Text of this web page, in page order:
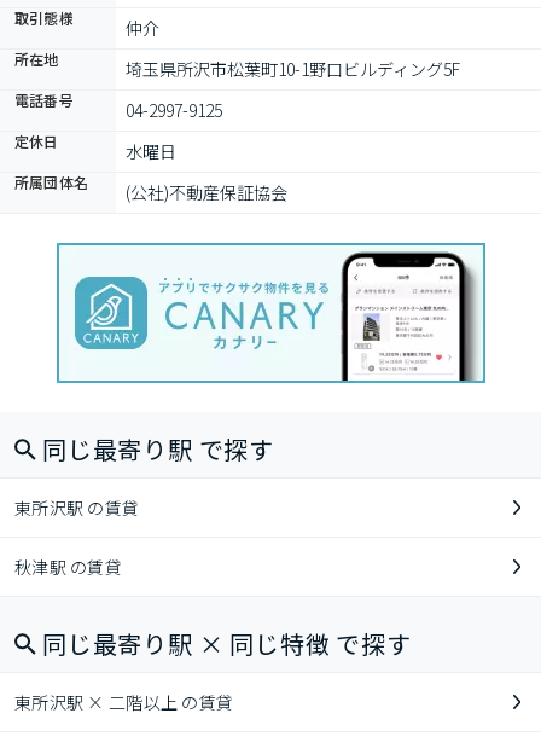
取引態様 仲介
所在地 埼玉県所沢市松葉町10-1野口ビルディング5F
電話番号 04-2997-9125
定休日 水曜日
所属団体名 (公社)不動産保証協会
同じ最寄り駅 で探す
東所沢駅 の賃貸
秋津駅 の賃貸
同じ最寄り駅 × 同じ特徴 で探す
東所沢駅 × 二階以上 の賃貸